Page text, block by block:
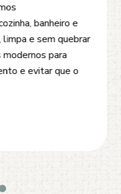
esgoto
eficientes para
caixas de
equipamentos
garantem um
estrutura.